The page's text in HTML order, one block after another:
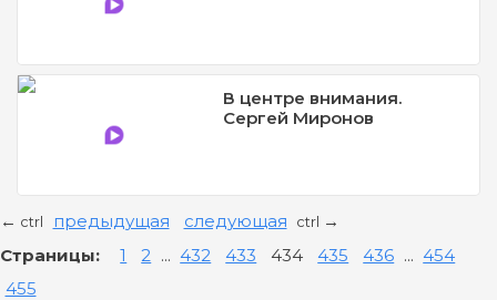
В центре внимания.
Сергей Миронов
← ctrl предыдущая следующая ctrl →
Страницы: 1 2 ... 432 433 434 435 436 ... 454
455